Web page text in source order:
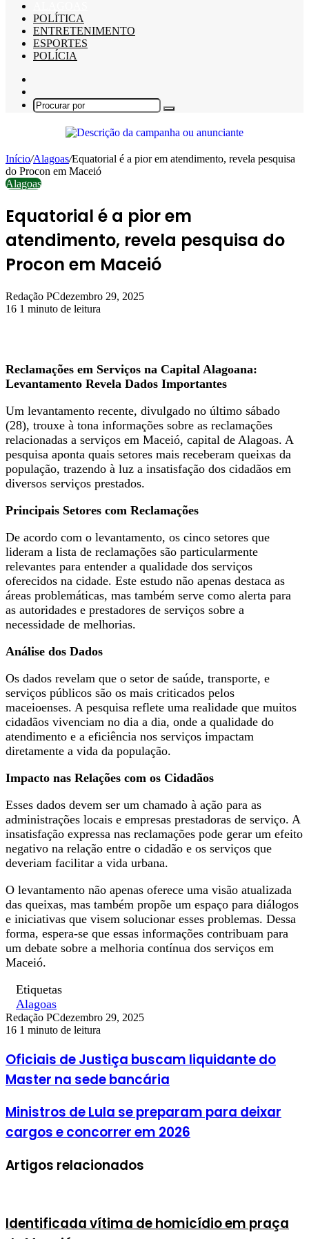
POLÍTICA
ENTRETENIMENTO
ESPORTES
POLÍCIA
skin
Procurar
Início/Alagoas/Equatorial é a pior em atendimento, revela pesquisa
do Procon em Maceió
Alagoas
Equatorial é a pior em
atendimento, revela pesquisa do
Procon em Maceió
Redação PCdezembro 29, 2025
16 1 minuto de leitura
Reclamações em Serviços na Capital Alagoana:
Levantamento Revela Dados Importantes
Um levantamento recente, divulgado no último sábado
(28), trouxe à tona informações sobre as reclamações
relacionadas a serviços em Maceió, capital de Alagoas. A
pesquisa aponta quais setores mais receberam queixas da
população, trazendo à luz a insatisfação dos cidadãos em
diversos serviços prestados.
Principais Setores com Reclamações
De acordo com o levantamento, os cinco setores que
lideram a lista de reclamações são particularmente
relevantes para entender a qualidade dos serviços
oferecidos na cidade. Este estudo não apenas destaca as
áreas problemáticas, mas também serve como alerta para
as autoridades e prestadores de serviços sobre a
necessidade de melhorias.
Análise dos Dados
Os dados revelam que o setor de saúde, transporte, e
serviços públicos são os mais criticados pelos
maceioenses. A pesquisa reflete uma realidade que muitos
cidadãos vivenciam no dia a dia, onde a qualidade do
atendimento e a eficiência nos serviços impactam
diretamente a vida da população.
Impacto nas Relações com os Cidadãos
Esses dados devem ser um chamado à ação para as
administrações locais e empresas prestadoras de serviço. A
insatisfação expressa nas reclamações pode gerar um efeito
negativo na relação entre o cidadão e os serviços que
deveriam facilitar a vida urbana.
O levantamento não apenas oferece uma visão atualizada
das queixas, mas também propõe um espaço para diálogos
e iniciativas que visem solucionar esses problemas. Dessa
forma, espera-se que essas informações contribuam para
um debate sobre a melhoria contínua dos serviços em
Maceió.
Etiquetas
Alagoas
Redação PCdezembro 29, 2025
16 1 minuto de leitura
Oficiais de Justiça buscam liquidante do
Master na sede bancária
Ministros de Lula se preparam para deixar
cargos e concorrer em 2026
Artigos relacionados
Identificada vítima de homicídio em praça